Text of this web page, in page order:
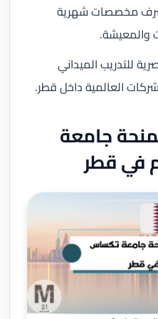
مخصصات شهرية
والمعيشة.
للتدريب الميداني
جامعة
في قطر